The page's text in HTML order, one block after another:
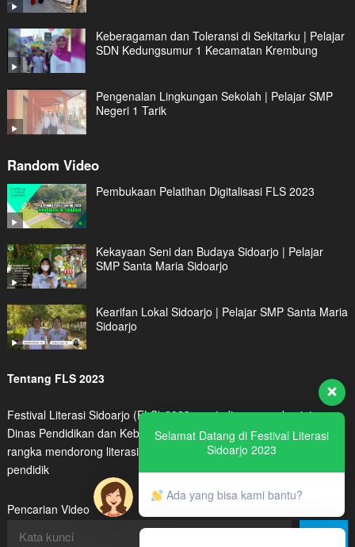
Keberagaman dan Toleransi di Sekitarku | Pelajar
SDN Kedungsumur 1 Kecamatan Krembung
Pengenalan Lingkungan Sekolah | Pelajar SMP
Negeri 1 Tarik
Random Video
Pembukaan Pelatihan Digitalisasi FLS 2023
Kekayaan Seni dan Budaya Sidoarjo | Pelajar
SMP Santa Maria Sidoarjo
Kearifan Lokal Sidoarjo | Pelajar SMP Santa Maria
Sidoarjo
Tentang FLS 2023
Festival Literasi Sidoarjo (FLS) 2023 menjadi program kegiatan
Dinas Pendidikan dan Kebudayaan Kabupaten Sidoarjo dalam
rangka mendorong literasi digital peserta didik maupun tenaga
pendidik
Pencarian Video
Selamat Datang di Festival Literasi
Sidoarjo 2023
Ada yang bisa kami bantu?